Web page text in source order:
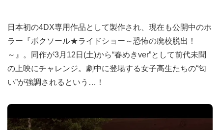
日本初の4DX専用作品として製作され、現在も公開中のホ
ラー『ボクソール★ライドショー～恐怖の廃校脱出！
～』。同作が3月12日(土)から“春めきver”として前代未聞
の上映にチャレンジ。劇中に登場する女子高生たちの“匂
い”が強調されるという…！